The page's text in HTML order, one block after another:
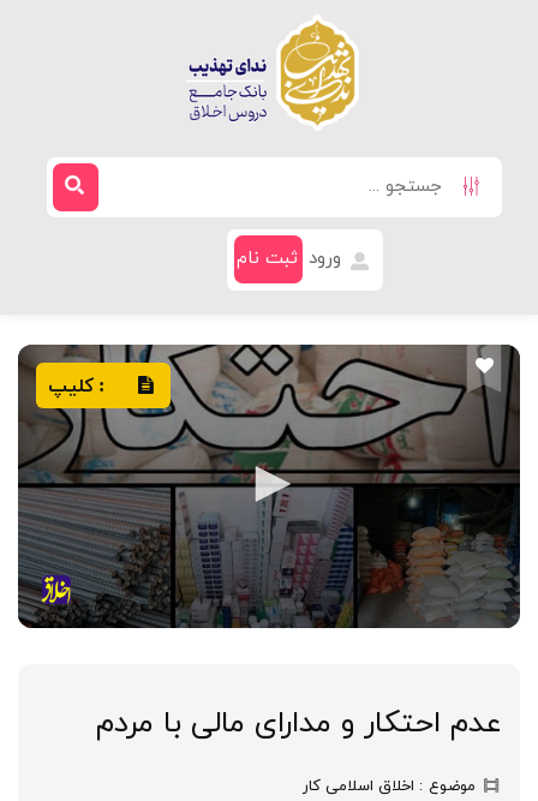
ورود ثبت نام
: کلیپ
عدم احتکار و مدارای مالی با مردم
موضوع
اخلاق اسلامی کار